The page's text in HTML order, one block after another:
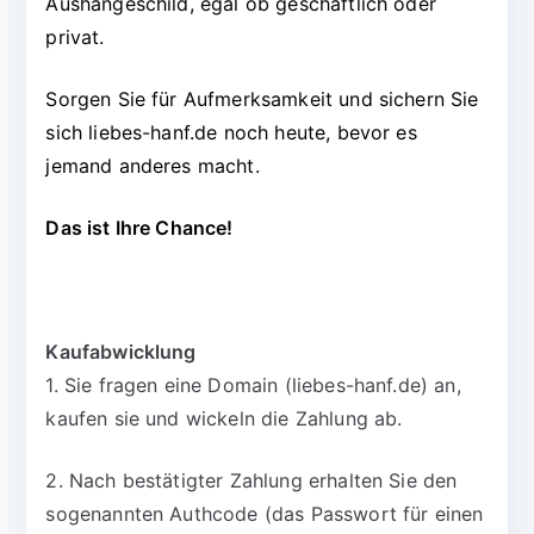
privat.
Sorgen Sie für Aufmerksamkeit und sichern Sie
sich liebes-hanf.de noch heute, bevor es
jemand anderes macht.
Das ist Ihre Chance!
Kaufabwicklung
1. Sie fragen eine Domain (liebes-hanf.de) an,
kaufen sie und wickeln die Zahlung ab.
2. Nach bestätigter Zahlung erhalten Sie den
sogenannten Authcode (das Passwort für einen